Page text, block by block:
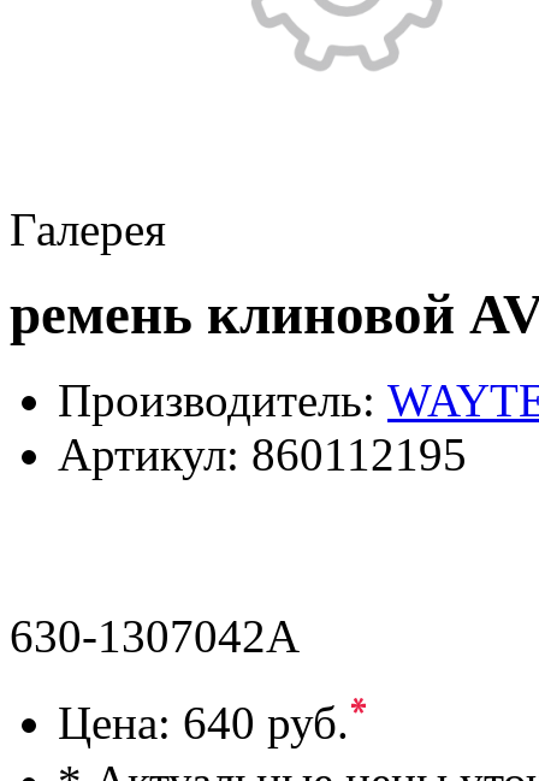
Галерея
ремень клиновой
Производитель:
Артикул: 860112195
630-1307042A
Цена: 640 руб.*